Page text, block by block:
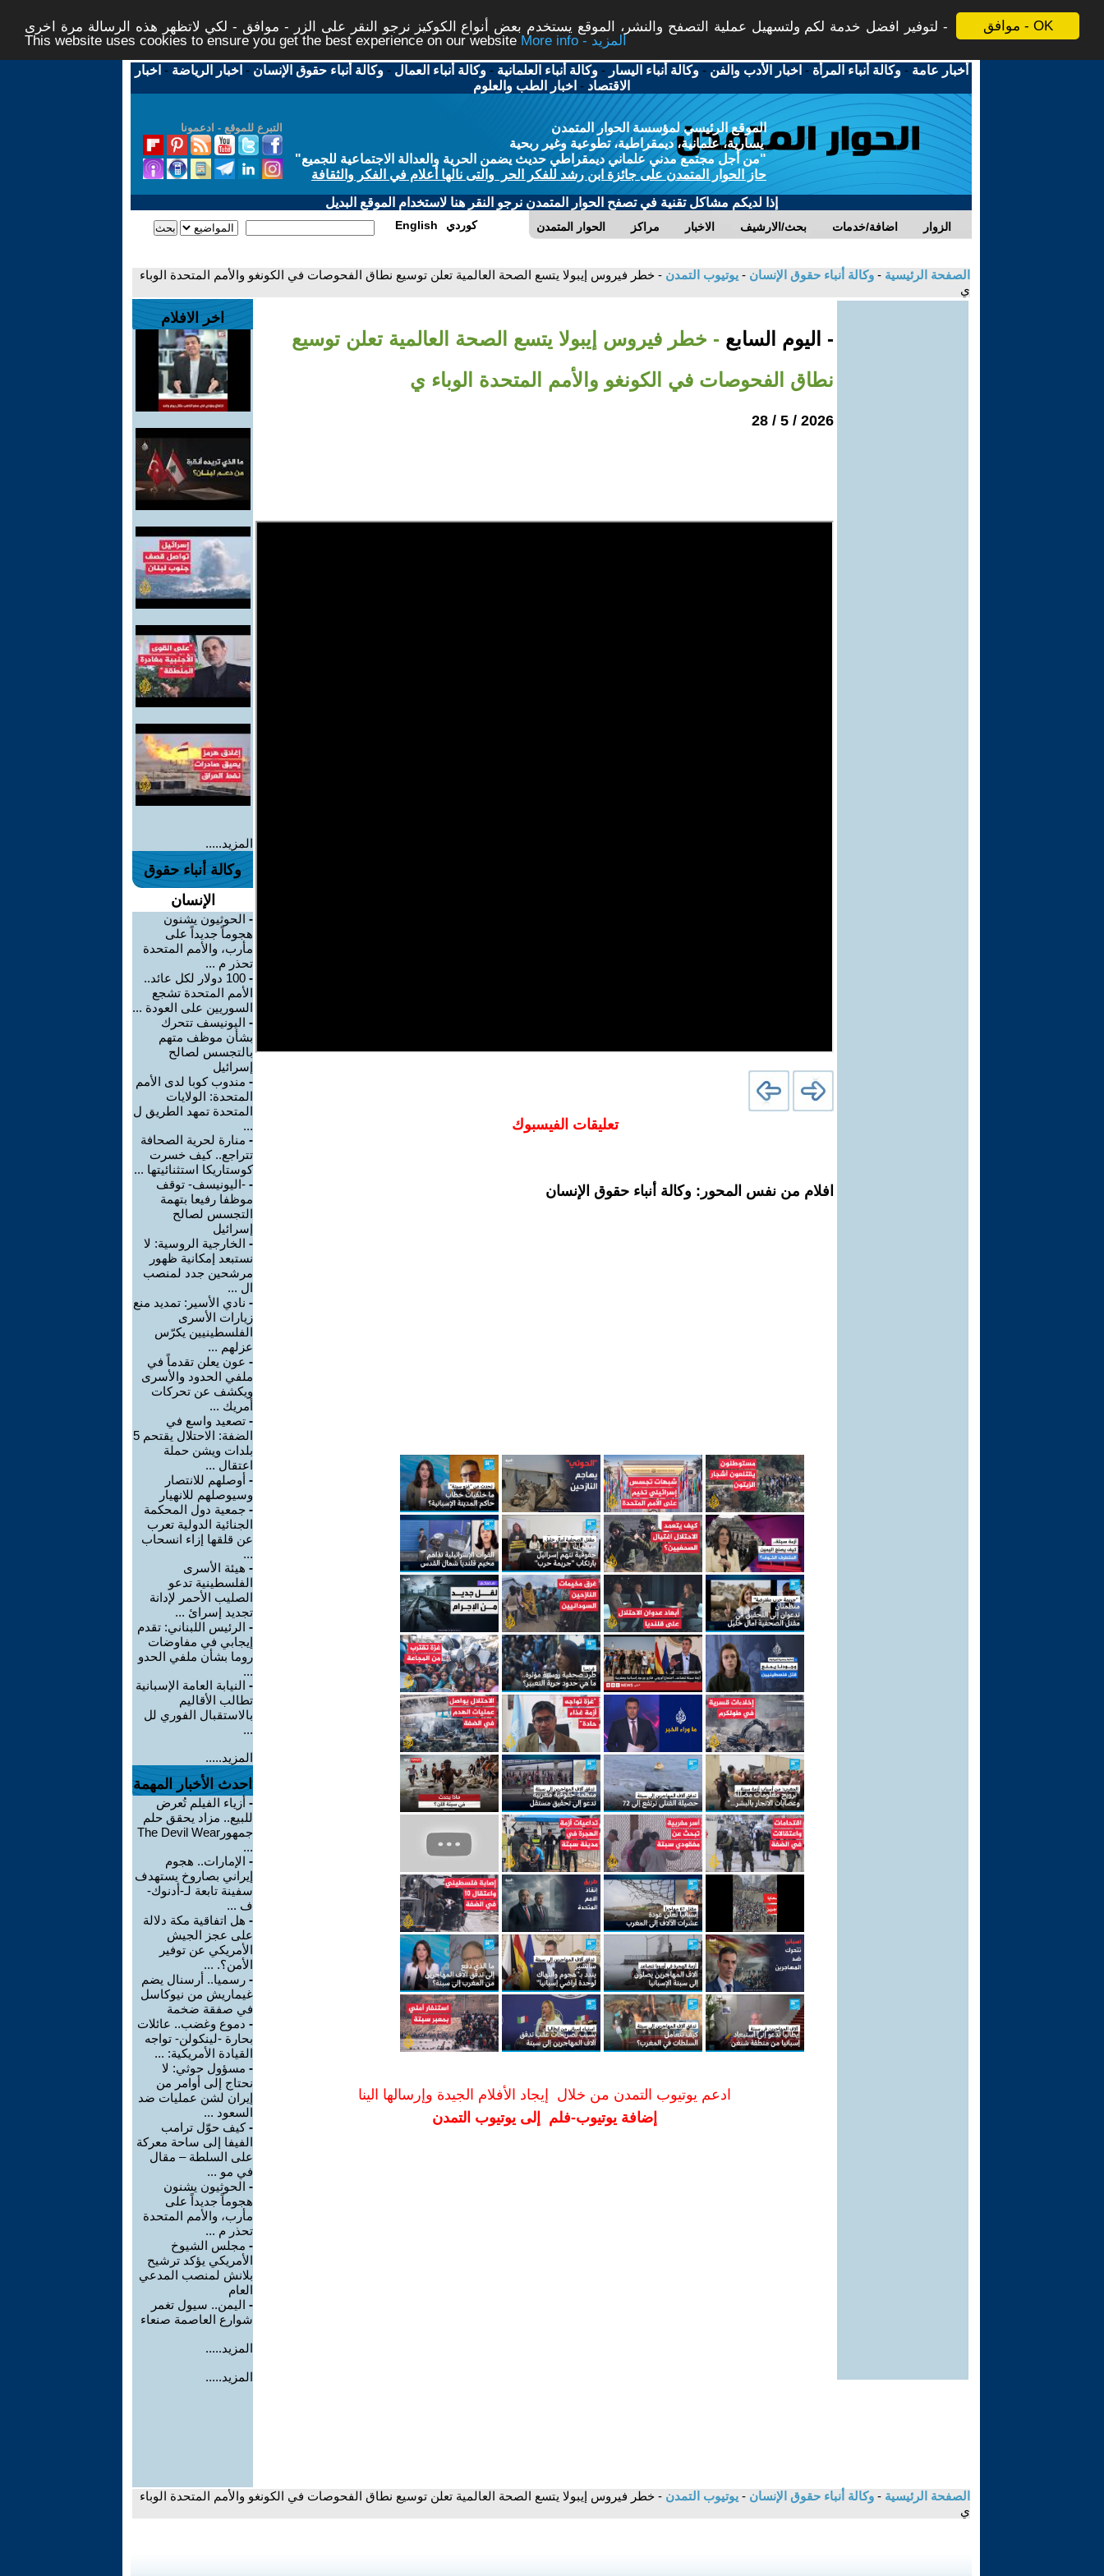
موافق - OK
لتوفير افضل خدمة لكم ولتسهيل عملية التصفح والنشر، الموقع يستخدم بعض أنواع الكوكيز نرجو النقر على الزر - موافق - لكي لاتظهر هذه الرسالة مرة اخرى -
This website uses cookies to ensure you get the best experience on our website
More info - المزيد
أخبار عامة -وكالة أنباء المرأة - اخبار الأدب والفن -وكالة أنباء اليسار -وكالة أنباء العلمانية -وكالة أنباء العمال -وكالة أنباء حقوق الإنسان - اخبار الرياضة - اخبار
الاقتصاد - اخبار الطب والعلوم
التبرع للموقع - ادعمونا
الموقع الرئيسي لمؤسسة الحوار المتمدن
يسارية، علمانية، ديمقراطية، تطوعية وغير ربحية
"من أجل مجتمع مدني علماني ديمقراطي حديث يضمن الحرية والعدالة الاجتماعية للجميع"
حاز الحوار المتمدن على جائزة ابن رشد للفكر الحر والتى نالها أعلام في الفكر والثقافة
إذا لديكم مشاكل تقنية في تصفح الحوار المتمدن نرجو النقر هنا لاستخدام الموقع البديل
الحوار المتمدن مراكز الاخبار بحث/الارشيف اضافة/خدمات الزوار English كوردي
الصفحة الرئيسية - وكالة أنباء حقوق الإنسان - يوتيوب التمدن - خطر فيروس إيبولا يتسع الصحة العالمية تعلن توسيع نطاق الفحوصات في الكونغو والأمم المتحدة الوباء
ي
- اليوم السابع - خطر فيروس إيبولا يتسع الصحة العالمية تعلن توسيع
نطاق الفحوصات في الكونغو والأمم المتحدة الوباء ي
2026 / 5 / 28
تعليقات الفيسبوك
افلام من نفس المحور: وكالة أنباء حقوق الإنسان
ادعم يوتيوب التمدن من خلال إيجاد الأفلام الجيدة وإرسالها الينا
إضافة يوتيوب-فلم إلى يوتيوب التمدن
اخر الافلام
المزيد.....
وكالة أنباء حقوق
الإنسان
- الحوثيون يشنون
هجوماً جديداً على
مأرب، والأمم المتحدة
تحذر م ...
-
100 دولار لكل عائد..
الأمم المتحدة تشجع
السوريين على العودة ...
- اليونيسف تتحرك
بشأن موظف متهم
بالتجسس لصالح
إسرائيل
- مندوب كوبا لدى الأمم
المتحدة: الولايات
المتحدة تمهد الطريق ل
...
- منارة لحرية الصحافة
تتراجع.. كيف خسرت
كوستاريكا استثنائيتها ...
- -اليونيسف- توقف
موظفا رفيعا بتهمة
التجسس لصالح
إسرائيل
- الخارجية الروسية: لا
نستبعد إمكانية ظهور
مرشحين جدد لمنصب
ال ...
- نادي الأسير: تمديد منع
زيارات الأسرى
الفلسطينيين يكرّس
عزلهم ...
- عون يعلن تقدماً في
ملفي الحدود والأسرى
ويكشف عن تحركات
أمريك ...
- تصعيد واسع في
الضفة: الاحتلال يقتحم 5
بلدات ويشن حملة
اعتقال ...
- أوصلهم للانتصار
وسيوصلهم للانهيار
- جمعية دول المحكمة
الجنائية الدولية تعرب
عن قلقها إزاء انسحاب
...
- هيئة الأسرى
الفلسطينية تدعو
الصليب الأحمر لإدانة
تجديد إسرائ ...
- الرئيس اللبناني: تقدم
إيجابي في مفاوضات
روما بشأن ملفي الحدو
...
- النيابة العامة الإسبانية
تطالب الأقاليم
بالاستقبال الفوري لل
...
المزيد.....
احدث الأخبار المهمة
- أزياء الفيلم تُعرض
للبيع.. مزاد يحقق حلم
جمهورThe Devil Wear
...
- الإمارات.. هجوم
إيراني بصاروخ يستهدف
سفينة تابعة لـ-أدنوك-
ف ...
- هل اتفاقية مكة دلالة
على عجز الجيش
الأمريكي عن توفير
الأمن؟. ...
- رسميا.. أرسنال يضم
غيماريش من نيوكاسل
في صفقة ضخمة
- دموع وغضب.. عائلات
بحارة -لينكولن- تواجه
القيادة الأمريكية: ...
- مسؤول حوثي: لا
نحتاج إلى أوامر من
إيران لشن عمليات ضد
السعود ...
-كيف حوّل ترامب
الفيفا إلى ساحة معركة
على السلطة – مقال
في مو ...
- الحوثيون يشنون
هجوماً جديداً على
مأرب، والأمم المتحدة
تحذر م ...
- مجلس الشيوخ
الأمريكي يؤكد ترشيح
بلانش لمنصب المدعي
العام
- اليمن.. سيول تغمر
شوارع العاصمة صنعاء
المزيد.....
المزيد.....
الصفحة الرئيسية - وكالة أنباء حقوق الإنسان - يوتيوب التمدن - خطر فيروس إيبولا يتسع الصحة العالمية تعلن توسيع نطاق الفحوصات في الكونغو والأمم المتحدة الوباء
ي